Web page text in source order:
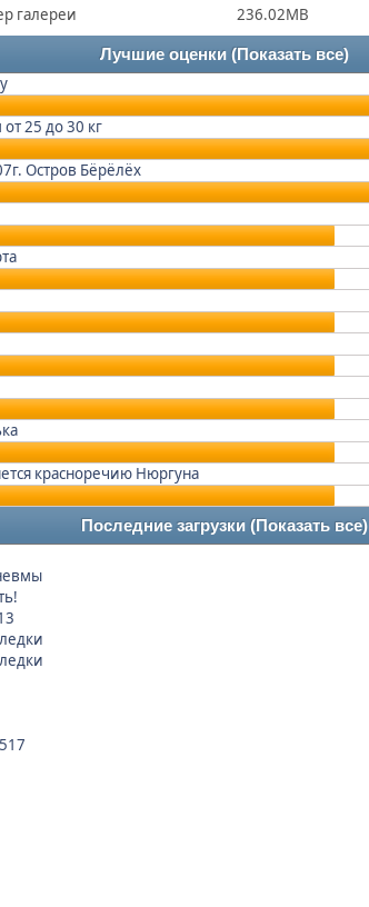
галереи
236.02MB
Лучшие оценки (Показать все)
25 до 30 кг
Остров Бёрёлёх
красноречию Нюргуна
Последние загрузки (Показать все)